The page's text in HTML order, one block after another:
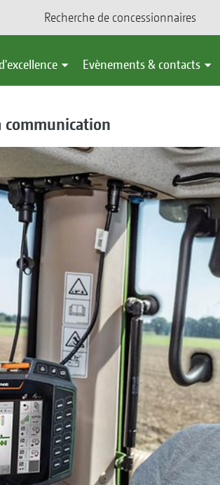
Recherche de concessionnaires
Evènements & contacts
communication